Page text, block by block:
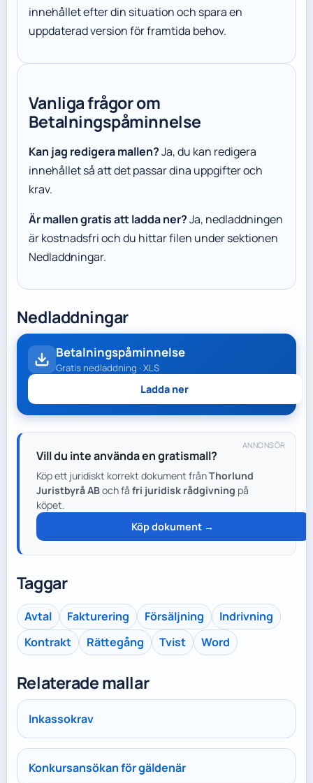
innehållet efter din situation och spara en
uppdaterad version för framtida behov.
Vanliga frågor om
Betalningspåminnelse
Kan jag redigera mallen?Ja, du kan redigera
innehållet så att det passar dina uppgifter och
krav.
Är mallen gratis att ladda ner?Ja, nedladdningen
är kostnadsfri och du hittar filen under sektionen
Nedladdningar.
Nedladdningar
Betalningspåminnelse
Gratis nedladdning · XLS
Ladda ner
ANNONSÖR
Vill du inte använda en gratismall?
Köp ett juridiskt korrekt dokument frånThorlund
Juristbyrå ABoch få fri juridisk rådgivning på
köpet.
Köp dokument →
Taggar
Avtal Fakturering Försäljning
Indrivning
Kontrakt
Rättegång Tvist Word
Relaterade mallar
Inkassokrav
Konkursansökan för gäldenär